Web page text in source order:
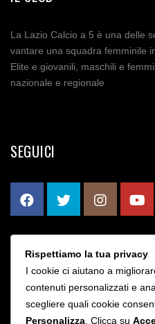
La Lazio Calcio a 5 è una delle
vantare una squadra femminile
Elite e giovanili, maschili e
nazionale e regionale
SEGUICI
CONTATTI
Via Bruno Rizzieri 203 -
Rispettiamo la tua privacy
I cookie ci aiutano a
contenuti personalizzati e
scegliere quali cookie
Personalizza . Clicca su